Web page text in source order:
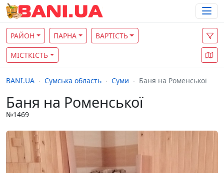
РАЙОН ПАРНА ВАРТІСТЬ
МІСТКІСТЬ
BANI.UA Сумська область Суми Баня на Роменської
Баня на Роменської
№1469